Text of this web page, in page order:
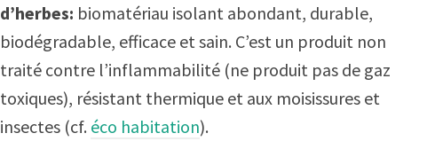
d’herbes: biomatériau isolant abondant, durable,
biodégradable, efficace et sain. C’est un produit non
traité contre l’inflammabilité (ne produit pas de gaz
toxiques), résistant thermique et aux moisissures et
insectes (cf. éco habitation).